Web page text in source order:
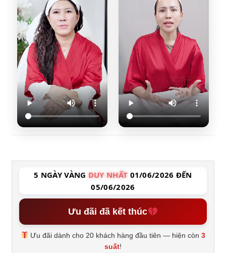
5 NGÀY VÀNG DUY NHẤT 01/06/2026 ĐẾN
05/06/2026
Ưu đãi đã kết thúc
Ưu đãi dành cho 20 khách hàng đầu tiên — hiện còn3
suất!